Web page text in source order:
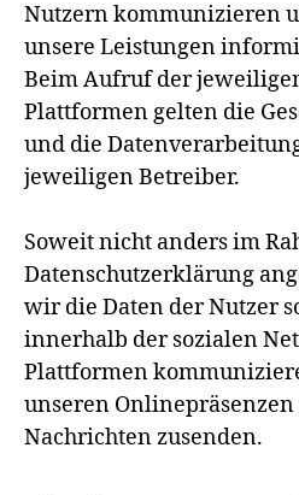
Nutzern kommunizieren
unsere Leistungen
Beim Aufruf der
Plattformen gelten die
und die
jeweiligen Betreiber.
Soweit nicht anders im
Datenschutzerklärung
wir die Daten der Nutzer
innerhalb der sozialen
Plattformen
unseren Onlinepräsenzen
Nachrichten zusenden.